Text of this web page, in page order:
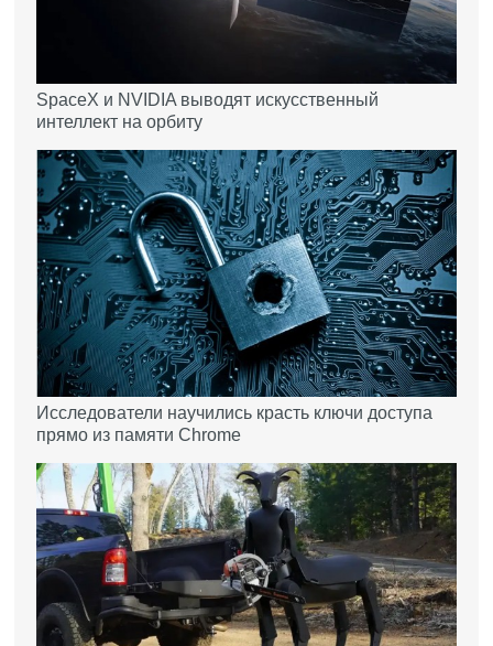
SpaceX и NVIDIA выводят искусственный
интеллект на орбиту
Исследователи научились красть ключи доступа
прямо из памяти Chrome